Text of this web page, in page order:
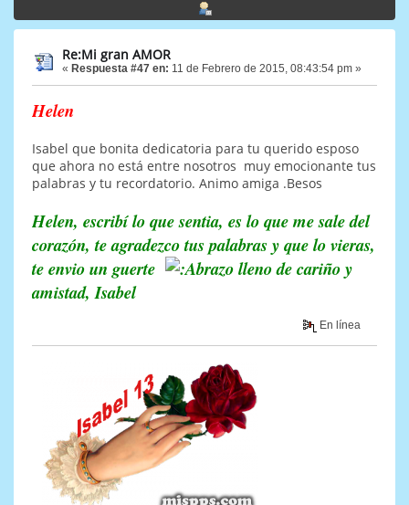
Re:Mi gran AMOR
« Respuesta #47 en: 11 de Febrero de 2015, 08:43:54 pm »
Helen
Isabel que bonita dedicatoria para tu querido esposo
que ahora no está entre nosotros muy emocionante tus
palabras y tu recordatorio. Animo amiga .Besos
Helen, escribí lo que sentia, es lo que me sale del
corazón, te agradezco tus palabras y que lo vieras,
te envio un guerte
lleno de cariño y
amistad, Isabel
En línea